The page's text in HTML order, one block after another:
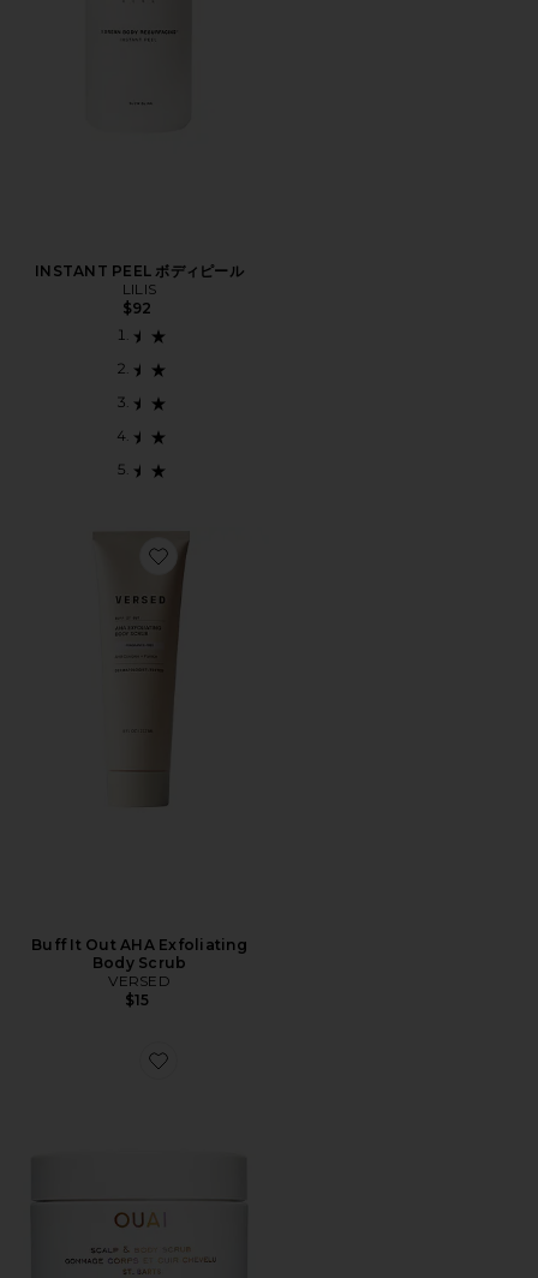
INSTANT PEEL ボディピール
LILIS
$92
Favorite Buff It Out AHA Exfoliating Body Scrub
Buff It Out AHA Exfoliating
Body Scrub
VERSED
$15
Favorite ST BARTS スカルプ＆ボディスクラブ